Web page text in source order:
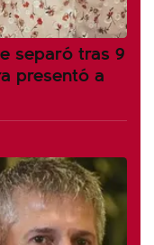
separó tras 9
presentó a